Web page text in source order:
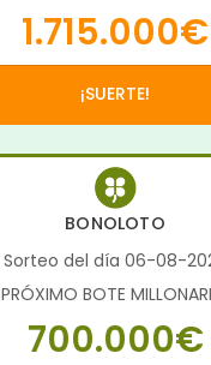
1.715.000€
¡SUERTE!
BONOLOTO
Sorteo del día 06-08-
PRÓXIMO BOTE
700.000€